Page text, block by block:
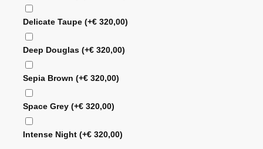
Delicate Taupe(+€ 320,00)
Deep Douglas(+€ 320,00)
Sepia Brown(+€ 320,00)
Space Grey(+€ 320,00)
Intense Night(+€ 320,00)